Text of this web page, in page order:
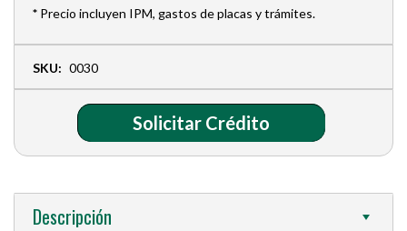
* Precio incluyen IPM, gastos de placas y trámites.
SKU: 0030
Solicitar Crédito
Descripción